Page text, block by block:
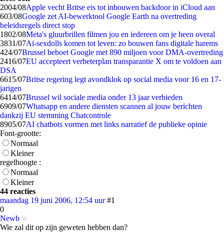
2004/08Apple vecht Britse eis tot inbouwen backdoor in iCloud aan
603/08Google zet AI-bewerktool Google Earth na overtreding
beleidsregels direct stop
1802/08Meta's gluurbrillen filmen jou en iedereen om je heen overal
3831/07Ai-sexdolls komen tot leven: zo bouwen fans digitale harems
424/07Brussel beboet Google met 890 miljoen voor DMA-overtreding
2416/07EU accepteert verbeterplan transparantie X om te voldoen aan
DSA
6615/07Britse regering legt avondklok op social media voor 16 en 17-
jarigen
6414/07Brussel wil sociale media onder 13 jaar verbieden
6909/07Whatsapp en andere diensten scannen al jouw berichten
dankzij EU stemming Chatcontrole
8905/07AI chatbots vormen met links narratief de publieke opinie
Font-grootte:
Normaal
Kleiner
regelhoogte :
Normaal
Kleiner
44 reacties
maandag 19 juni 2006, 12:54 uur #1
0
Newb
Wie zal dit op zijn geweten hebben dan?